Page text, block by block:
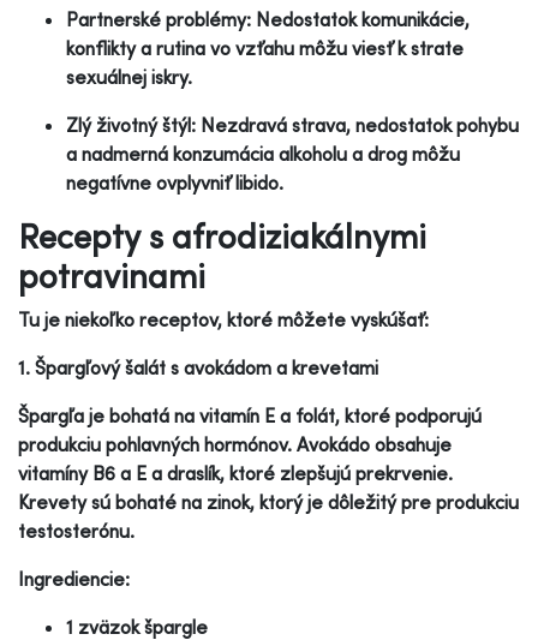
Partnerské problémy: Nedostatok komunikácie,
konflikty a rutina vo vzťahu môžu viesť k strate
sexuálnej iskry.
Zlý životný štýl: Nezdravá strava, nedostatok pohybu
a nadmerná konzumácia alkoholu a drog môžu
negatívne ovplyvniť libido.
Recepty s afrodiziakálnymi
potravinami
Tu je niekoľko receptov, ktoré môžete vyskúšať:
1. Špargľový šalát s avokádom a krevetami
Špargľa je bohatá na vitamín E a folát, ktoré podporujú
produkciu pohlavných hormónov. Avokádo obsahuje
vitamíny B6 a E a draslík, ktoré zlepšujú prekrvenie.
Krevety sú bohaté na zinok, ktorý je dôležitý pre produkciu
testosterónu.
Ingrediencie:
1 zväzok špargle